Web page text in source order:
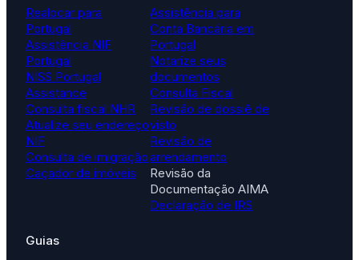
Realocar para
Portugal
Assistência NIF
Portugal
NISS Portugal
Assistance
Consulta fiscal NHR
Atualize seu endereço
NIF
Consulta de imigração
Caçador de imóveis
Assistência para
Conta Bancária em
Portugal
Notarize seus
documentos
Consulta Fiscal
Revisão de dossiê de
visto
Revisão de
arrendamento
Revisão da
Documentação AIMA
Declaração de IRS
Guias